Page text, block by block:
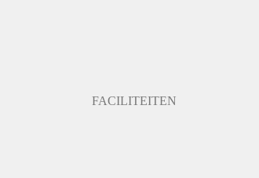
FACILITEITEN